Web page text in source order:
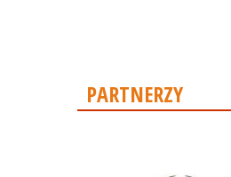
PARTNERZY